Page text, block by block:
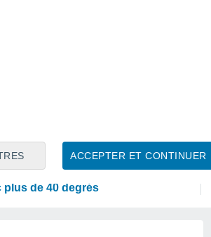
ACCEPTER ET CONTINUER
prévisions météorologiques
pour la semaine prochaine en
plus de 40 degrés